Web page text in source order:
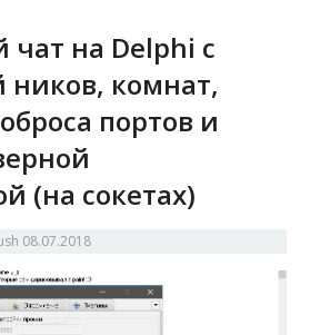
чат на Delphi с
ников, комнат,
портов и
(на сокетах)
08.07.2018